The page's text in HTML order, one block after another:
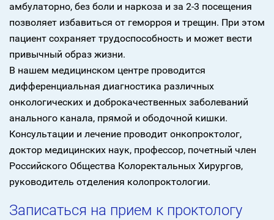
амбулаторно, без боли и наркоза и за 2-3 посещения
позволяет избавиться от геморроя и трещин. При этом
пациент сохраняет трудоспособность и может вести
привычный образ жизни.
В нашем медицинском центре проводится
дифференциальная диагностика различных
онкологических и доброкачественных заболеваний
анального канала, прямой и ободочной кишки.
Консультации и лечение проводит онкопроктолог,
доктор медицинских наук, профессор, почетный член
Российского Общества Колоректальных Хирургов,
руководитель отделения колопроктологии.
Записаться на прием к проктологу